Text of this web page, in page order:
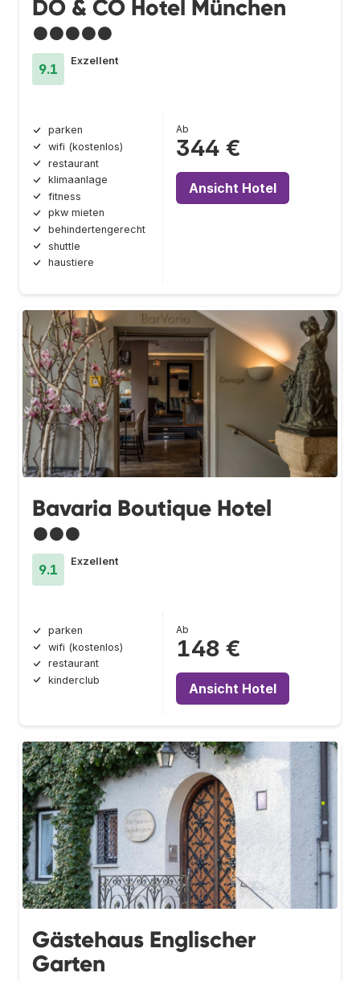
DO & CO Hotel München
●●●●●
9.1
Exzellent
parken
wifi (kostenlos)
restaurant
klimaanlage
fitness
pkw mieten
behindertengerecht
shuttle
haustiere
Ab
344 €
Ansicht Hotel
Bavaria Boutique Hotel
●●●
9.1
Exzellent
parken
wifi (kostenlos)
restaurant
kinderclub
Ab
148 €
Ansicht Hotel
Gästehaus Englischer
Garten